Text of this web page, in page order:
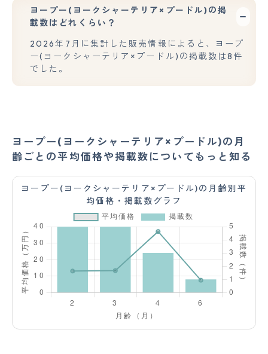
ヨープー(ヨークシャーテリア×プードル)の掲
載数はどれくらい？
2026年7月に集計した販売情報によると、ヨープ
ー(ヨークシャーテリア×プードル)の掲載数は8件
でした。
ヨープー(ヨークシャーテリア×プードル)の月
齢ごとの平均価格や掲載数についてもっと知る
ヨープー(ヨークシャーテリア×プードル)の月齢別平
均価格・掲載数グラフ